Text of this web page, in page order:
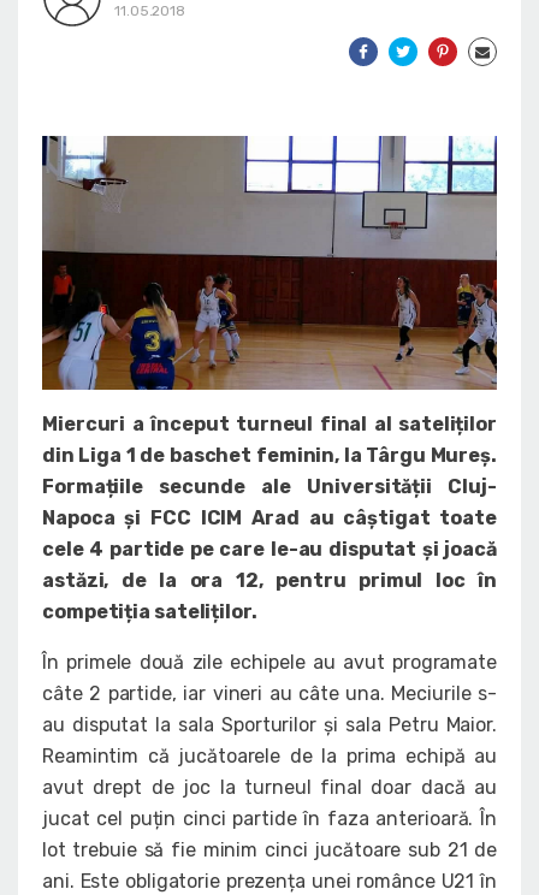
11.05.2018
Miercuri a început turneul final al sateliților
din Liga 1 de baschet feminin, la Târgu Mureș.
Formațiile secunde ale Universității Cluj-
Napoca și FCC ICIM Arad au câștigat toate
cele 4 partide pe care le-au disputat și joacă
astăzi, de la ora 12, pentru primul loc în
competiția sateliților.
În primele două zile echipele au avut programate
câte 2 partide, iar vineri au câte una. Meciurile s-
au disputat la sala Sporturilor și sala Petru Maior.
Reamintim că jucătoarele de la prima echipă au
avut drept de joc la turneul final doar dacă au
jucat cel puțin cinci partide în faza anterioară. În
lot trebuie să fie minim cinci jucătoare sub 21 de
ani. Este obligatorie prezența unei românce U21 în